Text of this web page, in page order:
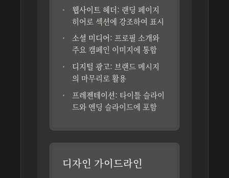
웹사이트 헤더: 랜딩 페이지
히어로 섹션에 강조하여 표시
소셜 미디어: 프로필 소개와
주요 캠페인 이미지에 통합
디지털 광고: 브랜드 메시지
의 마무리로 활용
프레젠테이션: 타이틀 슬라이
드와 엔딩 슬라이드에 포함
디자인 가이드라인